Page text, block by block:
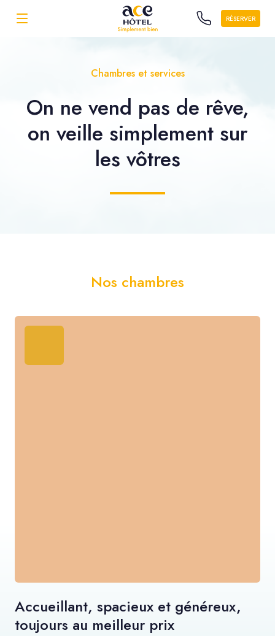
RÉSERVER
Chambres et services
On ne vend pas de rêve,
on veille simplement sur
les vôtres
Nos chambres
Accueillant, spacieux et généreux,
toujours au meilleur prix